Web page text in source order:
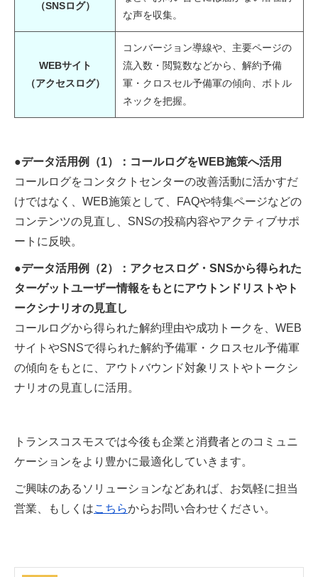
（SNSログ）
な声を収集。
WEBサイト
（アクセスログ）
コンバージョン導線や、主要ページの
流入数・閲覧数などから、解約予備
軍・クロスセル予備軍の傾向、ボトル
ネックを把握。
●データ活用例（1）：コールログをWEB施策へ活用
コールログをコンタクトセンターの改善活動に活かすだ
けではなく、WEB施策として、FAQや特集ページなどの
コンテンツの見直し、SNSの投稿内容やアクティブサポ
ートに反映。
●データ活用例（2）：アクセスログ・SNSから得られた
ターゲットユーザー情報をもとにアウトンドリストやト
ークシナリオの見直し
コールログから得られた解約理由や成功トークを、WEB
サイトやSNSで得られた解約予備軍・クロスセル予備軍
の傾向をもとに、アウトバウンド対象リストやトークシ
ナリオの見直しに活用。
トランスコスモスでは今後も企業と消費者とのコミュニ
ケーションをより豊かに最適化していきます。
ご興味のあるソリューションなどあれば、お気軽に担当
営業、もしくはこちらからお問い合わせください。